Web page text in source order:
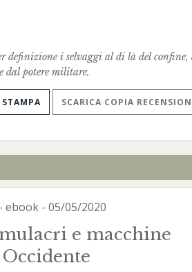
definizione i selvaggi al di là del
dal potere militare.
STAMPA SCARICA COPIA
ebook- 05/05/2020
e macchine